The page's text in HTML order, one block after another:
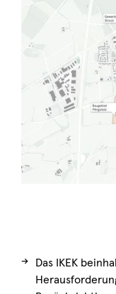
→
Das IKEK